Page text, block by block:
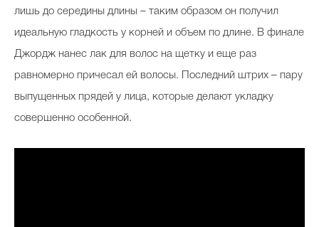
лишь до середины длины – таким образом он получил
идеальную гладкость у корней и объем по длине. В финале
Джордж нанес лак для волос на щетку и еще раз
равномерно причесал ей волосы. Последний штрих – пару
выпущенных прядей у лица, которые делают укладку
совершенно особенной.